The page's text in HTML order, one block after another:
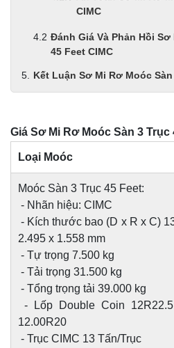
CIMC
Đánh Giá Và Phản Hồi
45 Feet CIMC
Kết Luận Sơ Mi Rơ Moóc
Giá Sơ Mi Rơ Moóc Sàn 3 Trục
Loại Moóc
Moóc Sàn 3 Trục 45 Feet:
- Nhãn hiệu: CIMC
- Kích thước bao (D x R x C)
2.495 x 1.558 mm
- Tự trọng 7.500 kg
- Tải trọng 31.500 kg
- Tổng trọng tải 39.000 kg
- Lốp Double Coin
12.00R20
- Trục CIMC 13 Tấn/Trục